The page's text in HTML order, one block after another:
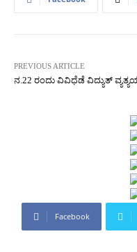
PREVIOUS ARTICLE
ನ.22 ರಂದು ವಿವಿಧೆಡೆ ವಿದ್ಯುತ್
Facebook